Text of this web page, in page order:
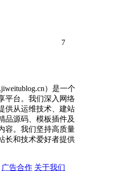
7
）是一个
平台。我们深入网络
供从运维技术、建站
品源码、模板插件及
容。我们坚持高质量
长和技术爱好者提供
广告合作 关于我们